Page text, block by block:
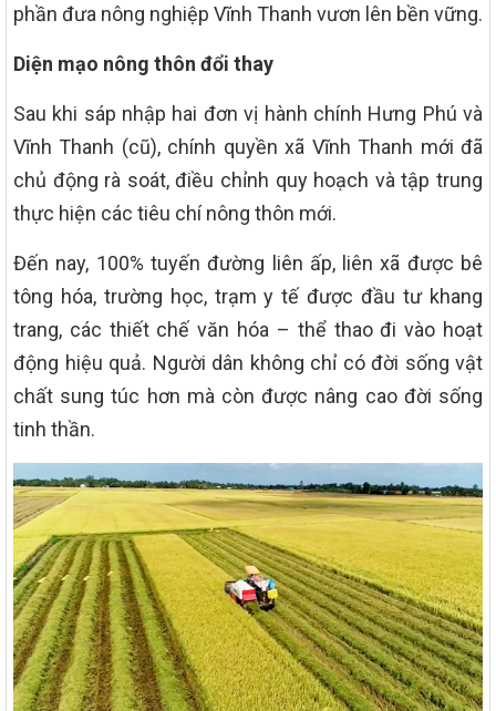
phần đưa nông nghiệp Vĩnh Thanh vươn lên bền vững.
Diện mạo nông thôn đổi thay
Sau khi sáp nhập hai đơn vị hành chính Hưng Phú và
Vĩnh Thanh (cũ), chính quyền xã Vĩnh Thanh mới đã
chủ động rà soát, điều chỉnh quy hoạch và tập trung
thực hiện các tiêu chí nông thôn mới.
Đến nay, 100% tuyến đường liên ấp, liên xã được bê
tông hóa, trường học, trạm y tế được đầu tư khang
trang, các thiết chế văn hóa – thể thao đi vào hoạt
động hiệu quả. Người dân không chỉ có đời sống vật
chất sung túc hơn mà còn được nâng cao đời sống
tinh thần.